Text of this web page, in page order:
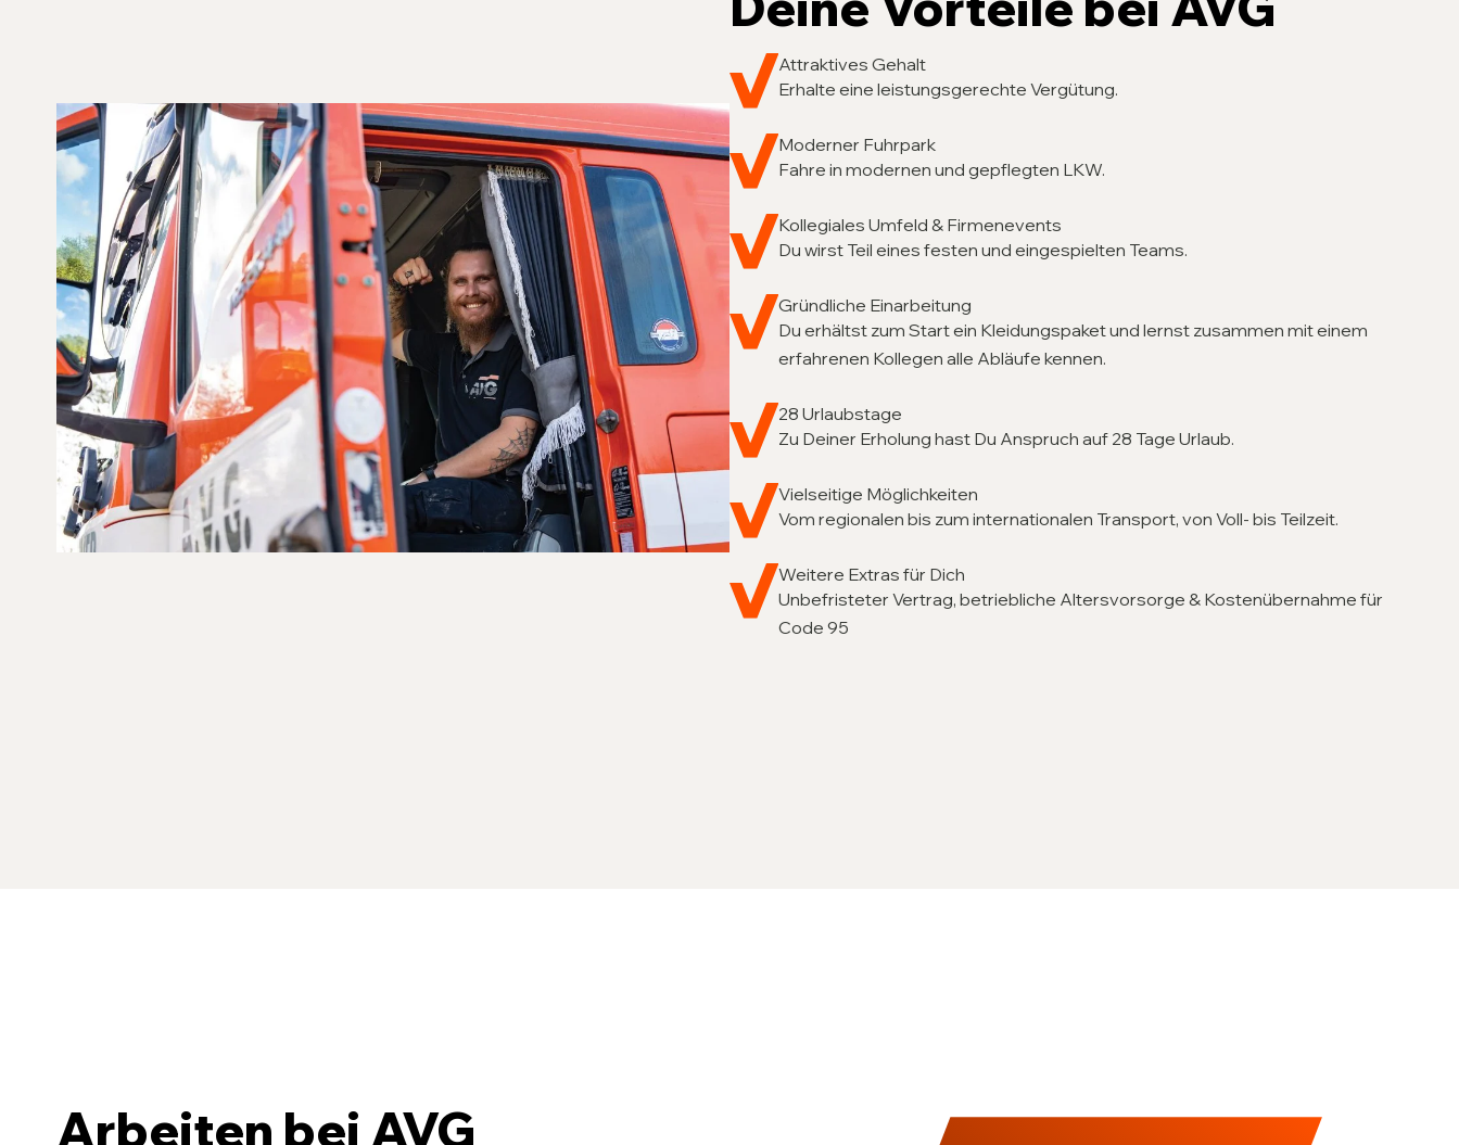
Attraktives Gehalt
Erhalte eine leistungsgerechte Vergütung.
Moderner Fuhrpark
Fahre in modernen und gepflegten LKW.
Kollegiales Umfeld & Firmenevents
Du wirst Teil eines festen und eingespielten Teams.
Gründliche Einarbeitung
Du erhältst zum Start ein Kleidungspaket und lernst zusammen mit einem
erfahrenen Kollegen alle Abläufe kennen.
28 Urlaubstage
Zu Deiner Erholung hast Du Anspruch auf 28 Tage Urlaub.
Vielseitige Möglichkeiten
Vom regionalen bis zum internationalen Transport, von Voll- bis Teilzeit.
Weitere Extras für Dich
Unbefristeter Vertrag, betriebliche Altersvorsorge & Kostenübernahme für
Code 95
Arbeiten bei AVG